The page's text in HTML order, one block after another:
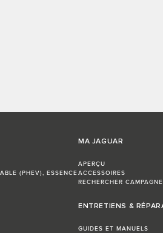
(PHEV), ESSENCE
MA JAGUAR
APERÇU
ACCESSOIRES
RECHERCHER
ENTRETIENS &
GUIDES ET MANUELS